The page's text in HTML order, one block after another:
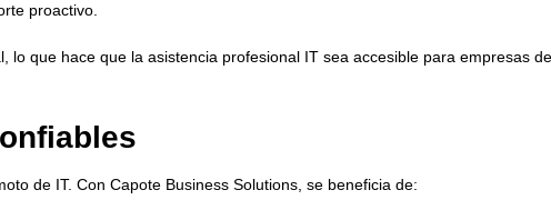
proactivo.
lo que hace que la asistencia profesional IT sea accesible para empresas de
de IT. Con Capote Business Solutions, se beneficia de: